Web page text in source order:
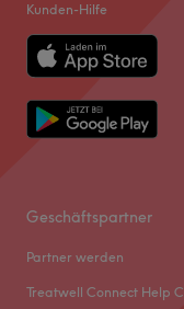
Kunden-Hilfe
Geschäftspartner
Partner werden
Treatwell Connect Help